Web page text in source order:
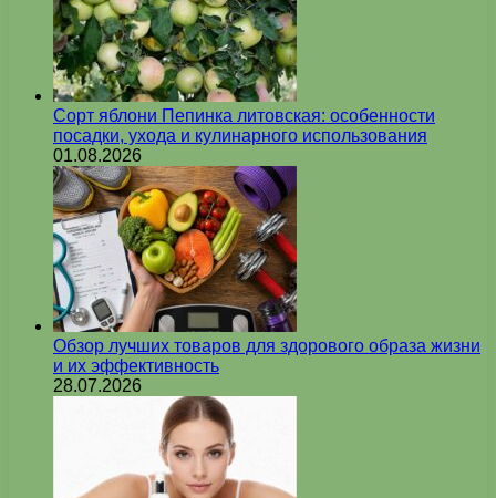
Сорт яблони Пепинка литовская: особенности
посадки, ухода и кулинарного использования
01.08.2026
Обзор лучших товаров для здорового образа жизни
и их эффективность
28.07.2026